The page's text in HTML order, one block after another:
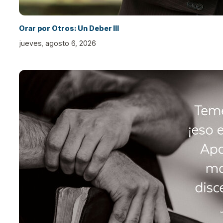
Orar por Otros: Un Deber III
jueves, agosto 6, 2026